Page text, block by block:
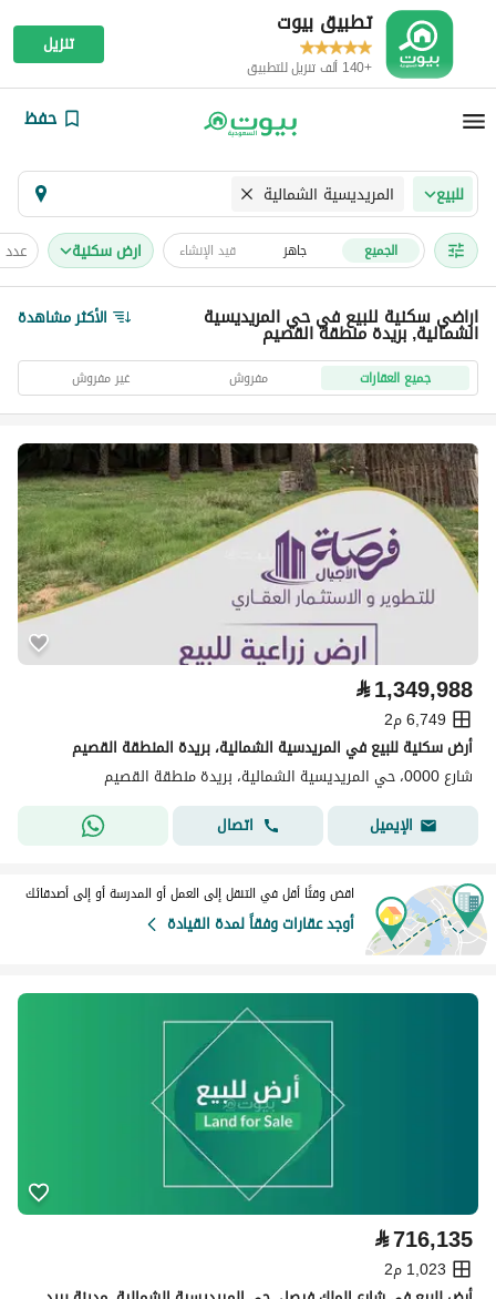
تطبيق بيوت
+140 ألف تنزيل للتطبيق
تنزيل
حفظ
للبيع المريديسية الشمالية
الجميع جاهز قيد الإنشاء ارض سكنية
اراضي سكنية للبيع في حي المريديسية
الشمالية, بريدة منطقة القصيم الأكثر مشاهدة
جميع العقارات مفروش غير مفروش
⃁1,349,988
6,749 م2
أرض سكنية للبيع في المريدسية الشمالية، بريدة المنطقة القصيم
شارع 0000، حي المريديسية الشمالية، بريدة منطقة القصيم
الإيميل
اتصال
اقض وقتًا أقل في التنقل إلى العمل أو المدرسة أو إلى أصدقائك
أوجد عقارات وفقاً لمدة القيادة
⃁716,135
1,023 م2